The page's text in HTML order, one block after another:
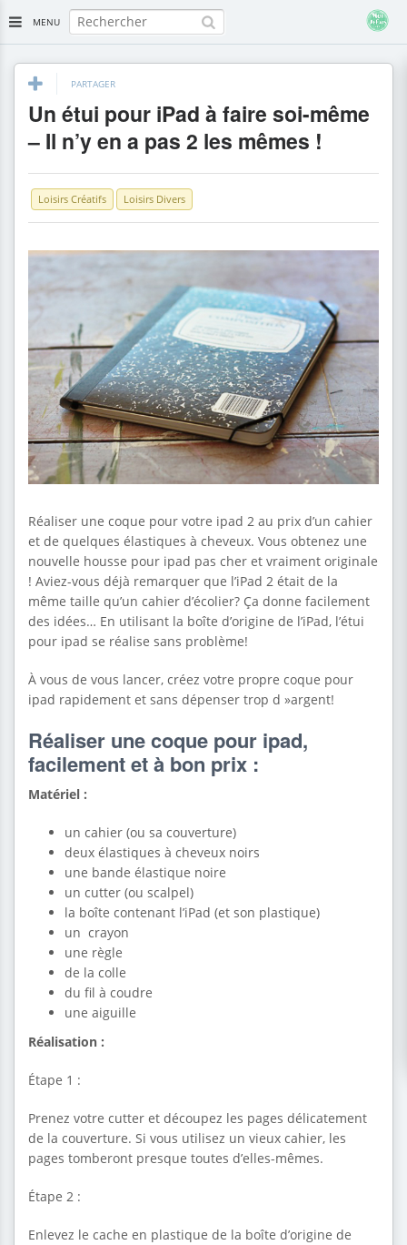
MENU
PARTAGER
Un étui pour iPad à faire soi-même
– Il n’y en a pas 2 les mêmes !
Loisirs Créatifs Loisirs Divers
Réaliser une coque pour votre ipad 2 au prix d’un cahier
et de quelques élastiques à cheveux. Vous obtenez une
nouvelle housse pour ipad pas cher et vraiment originale
! Aviez-vous déjà remarquer que l’iPad 2 était de la
même taille qu’un cahier d’écolier? Ça donne facilement
des idées… En utilisant la boîte d’origine de l’iPad, l’étui
pour ipad se réalise sans problème!
À vous de vous lancer, créez votre propre coque pour
ipad rapidement et sans dépenser trop d »argent!
Réaliser une coque pour ipad,
facilement et à bon prix :
Matériel :
un cahier (ou sa couverture)
deux élastiques à cheveux noirs
une bande élastique noire
un cutter (ou scalpel)
la boîte contenant l’iPad (et son plastique)
un crayon
une règle
de la colle
du fil à coudre
une aiguille
Réalisation :
Étape 1 :
Prenez votre cutter et découpez les pages délicatement
de la couverture. Si vous utilisez un vieux cahier, les
pages tomberont presque toutes d’elles-mêmes.
Étape 2 :
Enlevez le cache en plastique de la boîte d’origine de